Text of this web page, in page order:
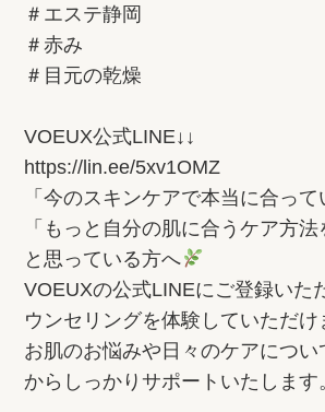
＃エステ静岡
＃赤み
＃目元の乾燥
VOEUX公式LINE↓↓
https://lin.ee/5xv1OMZ
「今のスキンケアで本当に合っ
「もっと自分の肌に合うケア方法
と思っている方へ
VOEUXの公式LINEにご登録いた
ウンセリングを体験していただけ
お肌のお悩みや日々のケアについ
からしっかりサポートいたします